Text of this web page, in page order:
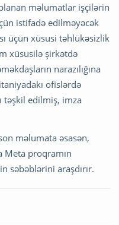
məlumatlar işçilərin
istifadə edilməyəcək
üçün xüsusi təhlükəsizlik
xüsusilə şirkətdə
narazılığına
ofislərdə
təşkil edilmiş, imza
məlumata əsasən,
Meta proqramın
səbəblərini araşdırır.